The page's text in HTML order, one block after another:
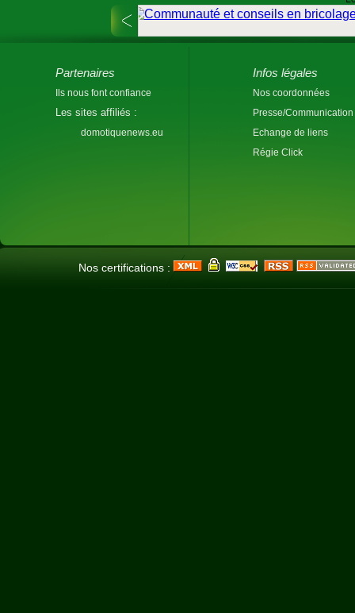
Partenaires
Ils nous font confiance
Les sites affiliés :
domotiquenews.eu
Infos légales
Nos coordonnées
Presse/Communication
Echange de liens
Régie Click
Nos certifications :